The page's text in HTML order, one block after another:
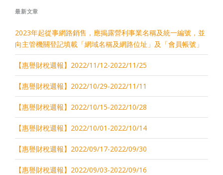
最新文章
2023年起從事網路銷售，應揭露營利事業名稱及統一編號，並
向主管機關登記填載「網域名稱及網路位址」及「會員帳號」
【惠譽財稅週報】2022/11/12-2022/11/25
【惠譽財稅週報】2022/10/29-2022/11/11
【惠譽財稅週報】2022/10/15-2022/10/28
【惠譽財稅週報】2022/10/01-2022/10/14
【惠譽財稅週報】2022/09/17-2022/09/30
【惠譽財稅週報】2022/09/03-2022/09/16